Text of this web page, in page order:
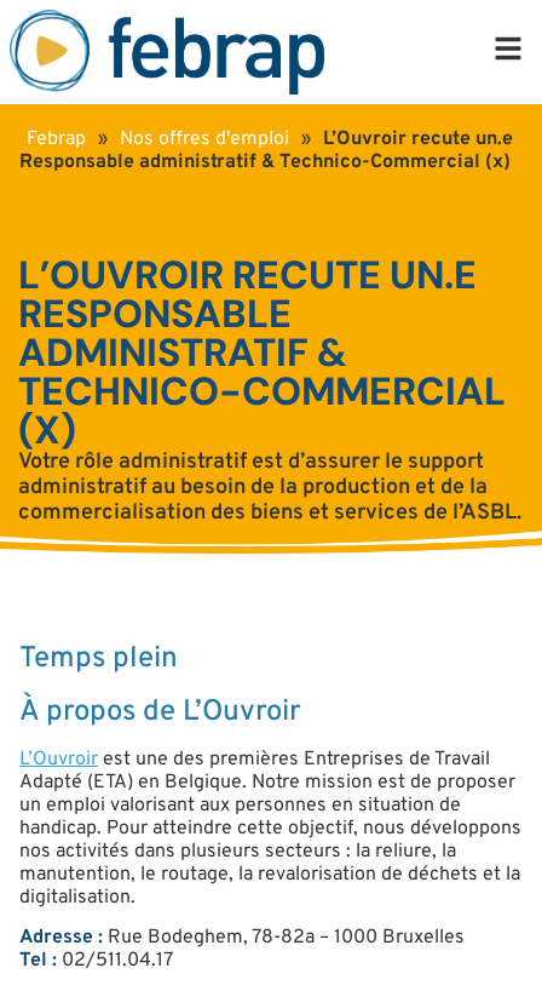
Febrap » Nos offres d'emploi » L’Ouvroir recute un.e
Responsable administratif & Technico-Commercial (x)
L’OUVROIR RECUTE UN.E
RESPONSABLE
ADMINISTRATIF &
TECHNICO-COMMERCIAL
(X)
Votre rôle administratif est d’assurer le support
administratif au besoin de la production et de la
commercialisation des biens et services de l’ASBL.
Temps plein
À propos de L’Ouvroir
L’Ouvroir est une des premières Entreprises de Travail
Adapté (ETA) en Belgique. Notre mission est de proposer
un emploi valorisant aux personnes en situation de
handicap. Pour atteindre cette objectif, nous développons
nos activités dans plusieurs secteurs : la reliure, la
manutention, le routage, la revalorisation de déchets et la
digitalisation.
Adresse : Rue Bodeghem, 78-82a – 1000 Bruxelles
Tel : 02/511.04.17